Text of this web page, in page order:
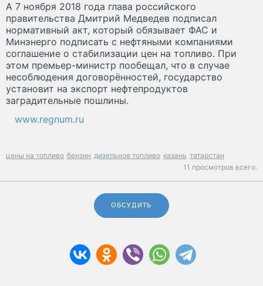
А 7 ноября 2018 года глава российского
правительства Дмитрий Медведев подписал
нормативный акт, который обязывает ФАС и
Минэнерго подписать с нефтяными компаниями
соглашение о стабилизации цен на топливо. При
этом премьер-министр пообещал, что в случае
несоблюдения договорённостей, государство
установит на экспорт нефтепродуктов
заградительные пошлины.
www.regnum.ru
цены на топливо бензин дизельное топливо казань татарстан
11 просмотров всего.
ОБСУДИТЬ